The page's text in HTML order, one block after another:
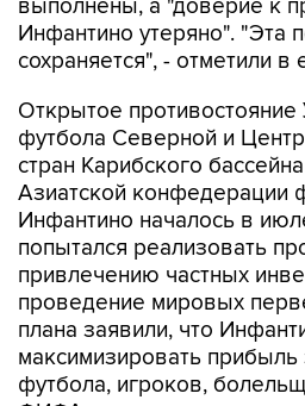
выполнены, а "доверие к
Инфантино утеряно". "Эта
сохраняется", - отметили
Открытое
футбола Северной и
стран Карибского
Азиатской конфедерации
Инфантино началось в
попытался реализовать
привлечению частных
проведение мировых
плана заявили, что
максимизировать
футбола, игроков,